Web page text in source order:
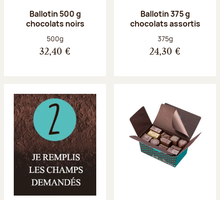
Ballotin 500 g
chocolats noirs
Poids net :
500g
32,40 €
Ballotin 375 g
chocolats assortis
Poids net :
375g
24,30 €